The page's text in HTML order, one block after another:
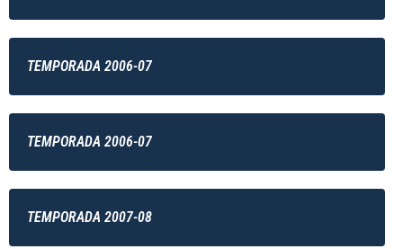
TEMPORADA 2006-07
TEMPORADA 2006-07
TEMPORADA 2007-08